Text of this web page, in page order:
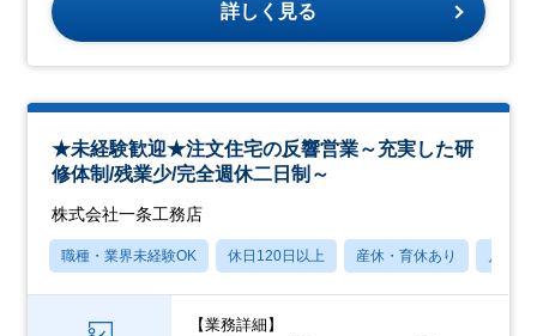
詳しく見る
★未経験歓迎★注文住宅の反響営業～充実した研
修体制/残業少/完全週休二日制～
株式会社一条工務店
職種・業界未経験OK 休日120日以上 産休・育休あり 月残業
【業務詳細】